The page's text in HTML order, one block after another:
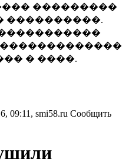
���������
����������.
� ����.
09:11, smi58.ru Сообщить